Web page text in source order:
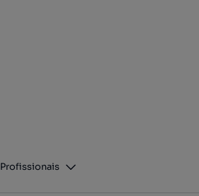
Profissionais